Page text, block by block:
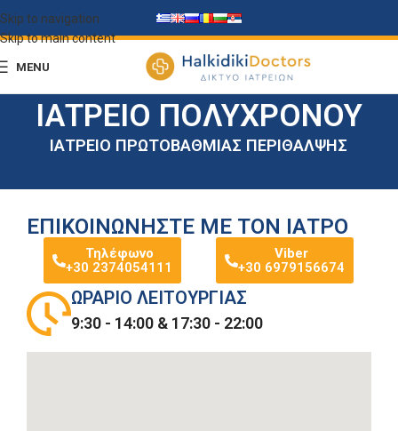
Skip to navigation
Skip to main content
MENU
ΙΑΤΡΕΊΟ ΠΟΛΎΧΡΟΝΟΥ
ΙΑΤΡΕΊΟ ΠΡΩΤΟΒΆΘΜΙΑΣ ΠΕΡΊΘΑΛΨΗΣ
ΕΠΙΚΟΙΝΩΝΗΣΤΕ ΜΕ ΤΟΝ ΙΑΤΡΟ
Τηλέφωνο
+30 2374054111
Viber
+30 6979156674
ΩΡΑΡΙΟ ΛΕΙΤΟΥΡΓΙΑΣ
9:30 - 14:00 & 17:30 - 22:00